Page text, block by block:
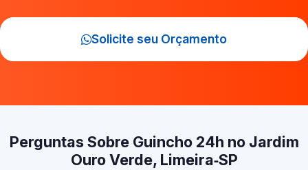
Solicite seu Orçamento
Perguntas Sobre Guincho 24h no Jardim
Ouro Verde, Limeira‑SP